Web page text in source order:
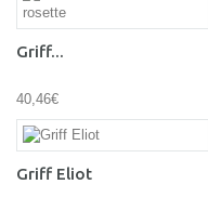
Griff...
40,46€
Griff Eliot